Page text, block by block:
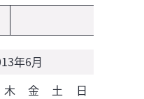
年6月
木 金 土
日